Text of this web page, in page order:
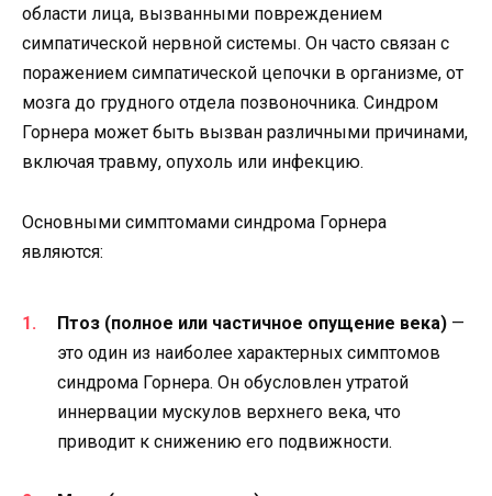
области лица, вызванными повреждением
симпатической нервной системы. Он часто связан с
поражением симпатической цепочки в организме, от
мозга до грудного отдела позвоночника. Синдром
Горнера может быть вызван различными причинами,
включая травму, опухоль или инфекцию.
Основными симптомами синдрома Горнера
являются:
Птоз (полное или частичное опущение века) —
это один из наиболее характерных симптомов
синдрома Горнера. Он обусловлен утратой
иннервации мускулов верхнего века, что
приводит к снижению его подвижности.